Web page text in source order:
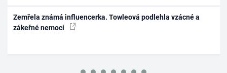
Zemřela známá influencerka. Towleová podlehla vzácné a
zákeřné nemoci